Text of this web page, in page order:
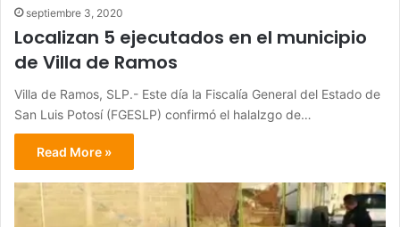
septiembre 3, 2020
Localizan 5 ejecutados en el municipio
de Villa de Ramos
Villa de Ramos, SLP.- Este día la Fiscalía General del Estado de
San Luis Potosí (FGESLP) confirmó el halalzgo de…
Read More »